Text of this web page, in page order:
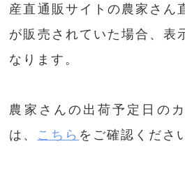
産直通販サイトの農家さん
が販売されていた場合、表
なります。
農家さんの出荷予定日の
は、 こちら をご確認くださ